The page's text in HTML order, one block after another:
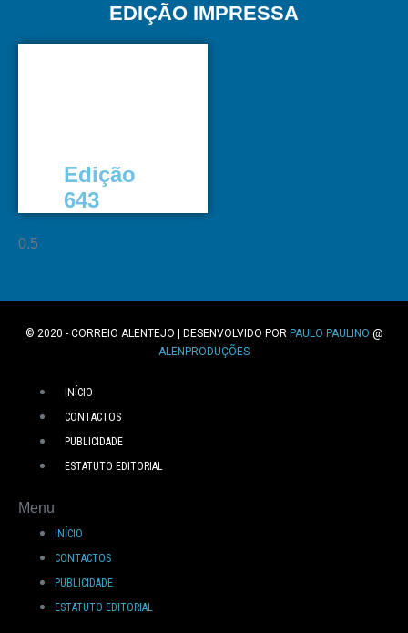
EDIÇÃO IMPRESSA
Edição
643
© 2020 - CORREIO ALENTEJO | DESENVOLVIDO POR PAULO PAULINO @
ALENPRODUÇÕES
INÍCIO
CONTACTOS
PUBLICIDADE
ESTATUTO EDITORIAL
Menu
INÍCIO
CONTACTOS
PUBLICIDADE
ESTATUTO EDITORIAL